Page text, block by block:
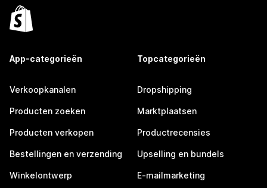
App-categorieën
Verkoopkanalen
Producten zoeken
Producten verkopen
Bestellingen en verzending
Winkelontwerp
Topcategorieën
Dropshipping
Marktplaatsen
Productrecensies
Upselling en bundels
E-mailmarketing